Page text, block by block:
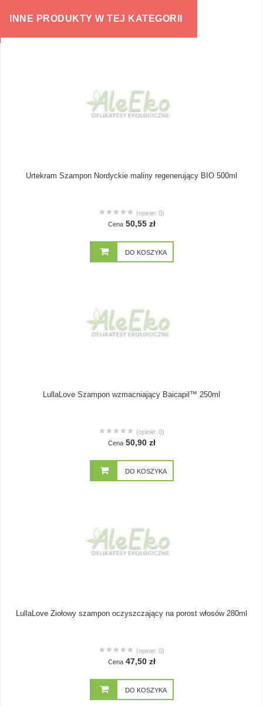
INNE PRODUKTY W TEJ KATEGORII
Urtekram Szampon Nordyckie maliny regenerujący BIO 500ml
(opinie: 0)
Cena 50,55 zł
DO KOSZYKA
LullaLove Szampon wzmacniający Baicapil™ 250ml
(opinie: 0)
Cena 50,90 zł
DO KOSZYKA
LullaLove Ziołowy szampon oczyszczający na porost włosów 280ml
(opinie: 0)
Cena 47,50 zł
DO KOSZYKA